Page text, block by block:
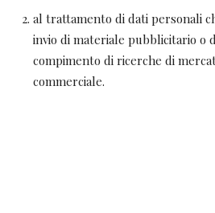
al trattamento di dati personali
invio di materiale pubblicitario o
compimento di ricerche di
commerciale.